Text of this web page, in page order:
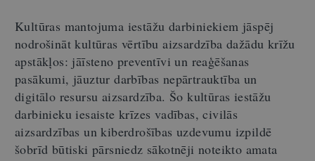
Kultūras mantojuma iestāžu darbiniekiem jāspēj
nodrošināt kultūras vērtību aizsardzība dažādu krīžu
apstākļos: jāīsteno preventīvi un reaģēšanas
pasākumi, jāuztur darbības nepārtrauktība un
digitālo resursu aizsardzība. Šo kultūras iestāžu
darbinieku iesaiste krīzes vadības, civilās
aizsardzības un kiberdrošības uzdevumu izpildē
šobrīd būtiski pārsniedz sākotnēji noteikto amata